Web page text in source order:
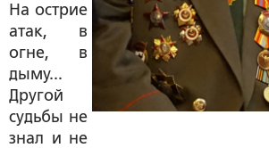
На острие
атак, в
огне, в
дыму...
Другой
судьбы не
знал и не